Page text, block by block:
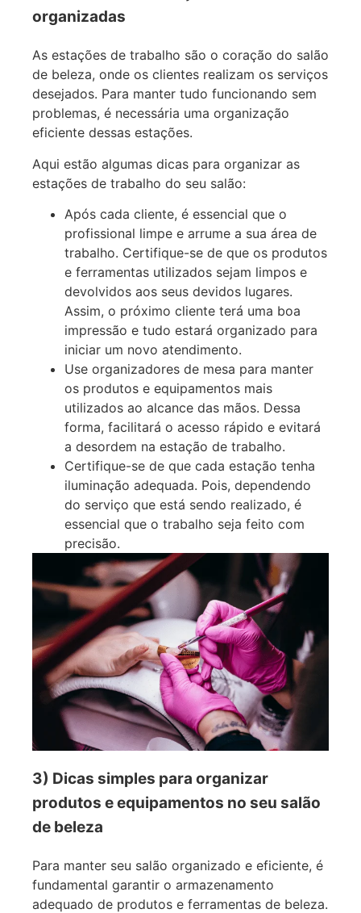
organizadas
As estações de trabalho são o coração do salão
de beleza, onde os clientes realizam os serviços
desejados. Para manter tudo funcionando sem
problemas, é necessária uma organização
eficiente dessas estações.
Aqui estão algumas dicas para organizar as
estações de trabalho do seu salão:
Após cada cliente, é essencial que o
profissional limpe e arrume a sua área de
trabalho. Certifique-se de que os produtos
e ferramentas utilizados sejam limpos e
devolvidos aos seus devidos lugares.
Assim, o próximo cliente terá uma boa
impressão e tudo estará organizado para
iniciar um novo atendimento.
Use organizadores de mesa para manter
os produtos e equipamentos mais
utilizados ao alcance das mãos. Dessa
forma, facilitará o acesso rápido e evitará
a desordem na estação de trabalho.
Certifique-se de que cada estação tenha
iluminação adequada. Pois, dependendo
do serviço que está sendo realizado, é
essencial que o trabalho seja feito com
precisão.
3) Dicas simples para organizar
produtos e equipamentos no seu salão
de beleza
Para manter seu salão organizado e eficiente, é
fundamental garantir o armazenamento
adequado de produtos e ferramentas de beleza.